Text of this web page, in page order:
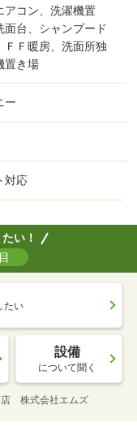
アコン、洗濯機置
面台、シャンプード
ＦＦ暖房、洗面所独
置き場
ー
対応
い！
たい
設備
について聞く
店 株式会社エムズ